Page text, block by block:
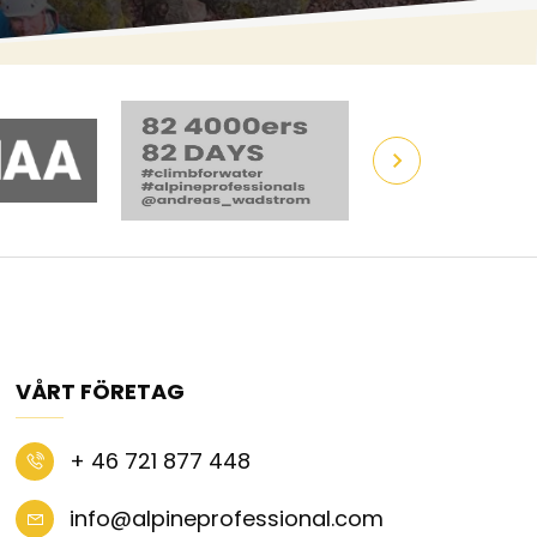
VÅRT FÖRETAG
+ 46 721 877 448
info@alpineprofessional.com